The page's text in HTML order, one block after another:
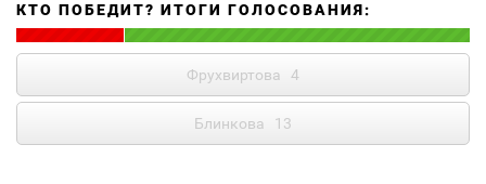
КТО ПОБЕДИТ? ИТОГИ ГОЛОСОВАНИЯ:
Фрухвиртова 4
Блинкова 13